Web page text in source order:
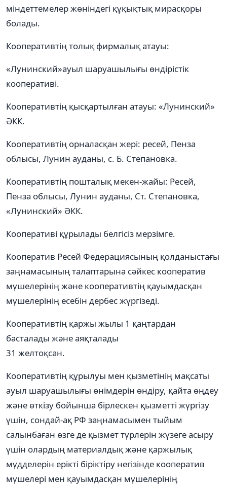
міндеттемелер жөніндегі құқықтық мирасқоры
болады.
Кооперативтің толық фирмалық атауы:
«Лунинский»ауыл шаруашылығы өндірістік
кооперативі.
Кооперативтің қысқартылған атауы: «Лунинский»
ӘКК.
Кооперативтің орналасқан жері: ресей, Пенза
облысы, Лунин ауданы, с. Б. Степановка.
Кооперативтің пошталық мекен-жайы: Ресей,
Пенза облысы, Лунин ауданы, Ст. Степановка,
«Лунинский» ӘКК.
Кооперативі құрылады белгісіз мерзімге.
Кооператив Ресей Федерациясының қолданыстағы
заңнамасының талаптарына сәйкес кооператив
мүшелерінің және кооперативтің қауымдасқан
мүшелерінің есебін дербес жүргізеді.
Кооперативтің қаржы жылы 1 қаңтардан
басталады және аяқталады
31 желтоқсан.
Кооперативтің құрылуы мен қызметінің мақсаты
ауыл шаруашылығы өнімдерін өндіру, қайта өңдеу
және өткізу бойынша бірлескен қызметті жүргізу
үшін, сондай-ақ РФ заңнамасымен тыйым
салынбаған өзге де қызмет түрлерін жүзеге асыру
үшін олардың материалдық және қаржылық
мүдделерін ерікті біріктіру негізінде кооператив
мүшелері мен қауымдасқан мүшелерінің